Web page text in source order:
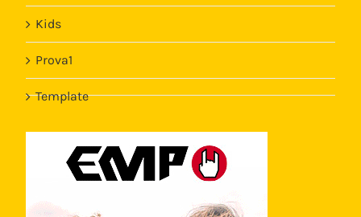
Kids
Prova1
Template